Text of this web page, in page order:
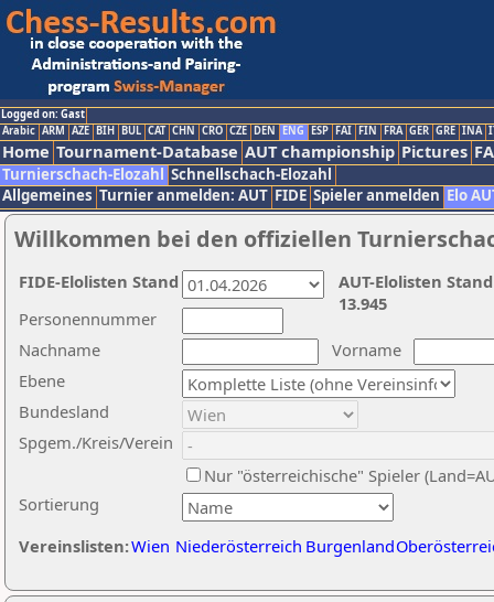
Logged on: Gast
Arabic ARM AZE BIH BUL CAT CHN CRO CZE DEN ENG ESP FAI FIN FRA GER GRE INA
Home Tournament-Database AUT championship Pictures
Turnierschach-Elozahl Schnellschach-Elozahl
Allgemeines Turnier anmelden: AUT FIDE Spieler anmelden Elo
Willkommen bei den offiziellen
Nachname
Vorname
Ebene
Sortierung
Personennummer
Bundesland
Spgem./Kreis/Verein
Nur "österreichische" Spieler
Vereinslisten:Wien Niederösterreich Burgenland
AUT-Elolisten
13.945
FIDE-Elolisten Stand